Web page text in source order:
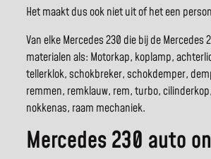
Het maakt dus ook niet uit of het een
Van elke Mercedes 230 die bij de
materialen als: Motorkap, koplamp,
tellerklok, schokbreker, schokdemper,
remmen, remklauw, rem, turbo,
nokkenas, raam mechaniek.
Mercedes 230 auto